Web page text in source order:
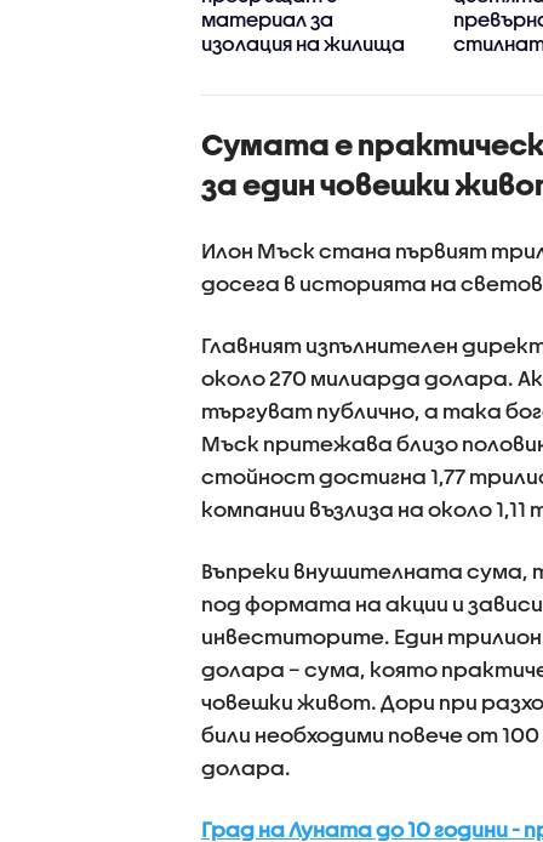
материал за
изолация на жилища
Сумата е
за един човешки
Илон Мъск стана първият
досега в историята на
Главният изпълнителен
около 270 милиарда долара.
търгуват публично, а така
Мъск притежава близо
стойност достигна 1,77
компании възлиза на около
Въпреки внушителната сума,
под формата на акции и
инвеститорите. Един
долара – сума, която
човешки живот. Дори при
били необходими повече от
долара.
Град на Луната до 10 години -